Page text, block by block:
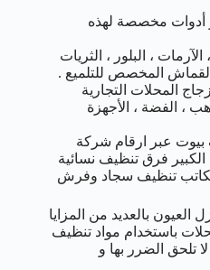
أدوات مخصصة لهذه
الآرمات ، البلور ، الثريات
المخصص للتلميع .
المحلات التجارية
، الفضة ، الأجهزة
عبر ارقام شركة
فرق تنظيف نسائية
تنظيف سجاد وفرش
العيون بالعديد من المزايا
باستخدام مواد تنظيف
تلحق الضرر بها و